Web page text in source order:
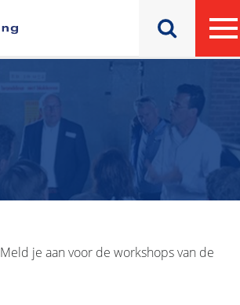
Meld je aan voor de workshops van de